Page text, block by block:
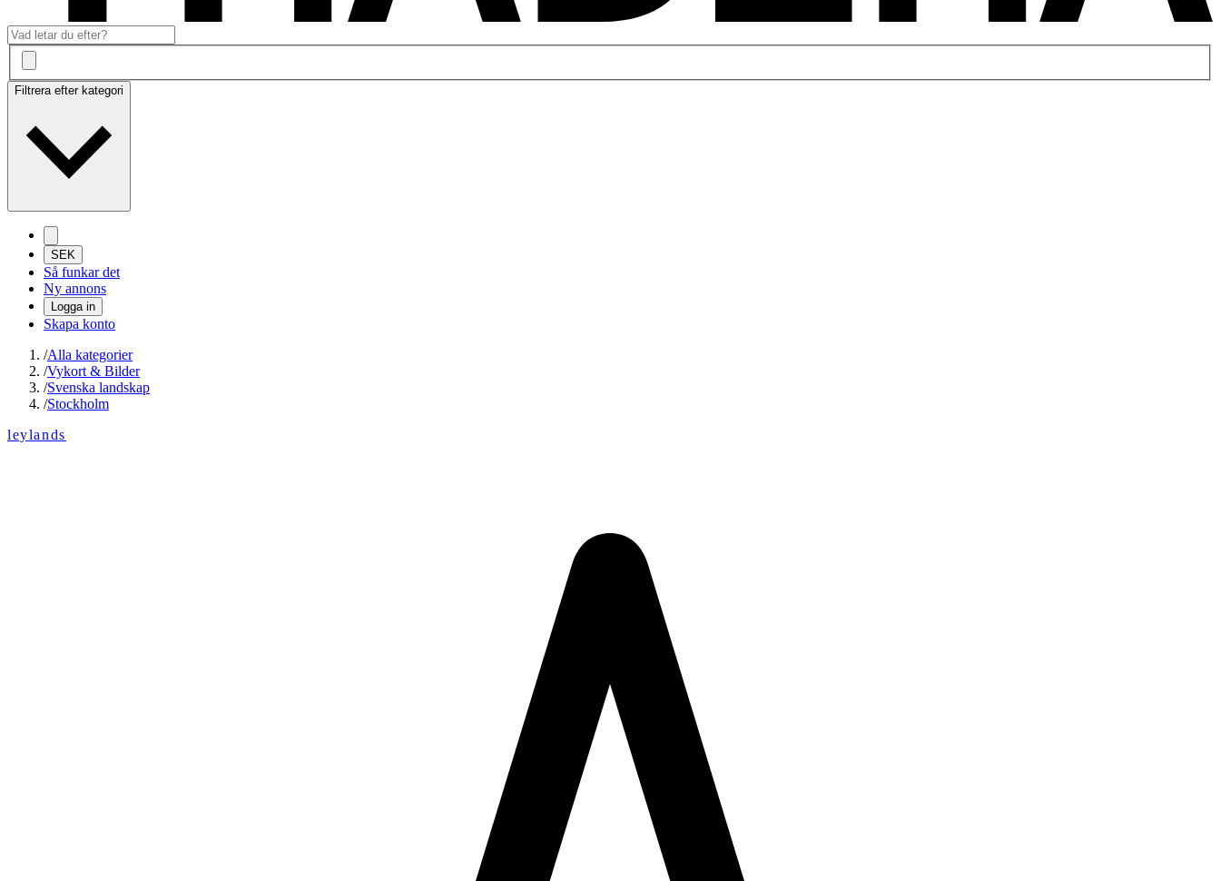
Filtrera efter kategori
SEK
Så funkar det
Ny annons
Logga in
Skapa konto
/Alla kategorier
/Vykort & Bilder
/Svenska landskap
/Stockholm
leylands